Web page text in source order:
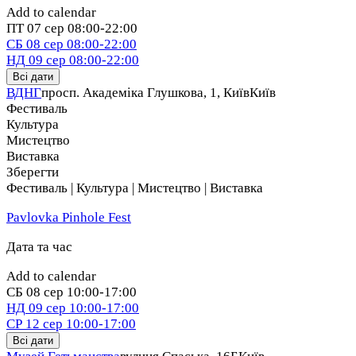
Add to calendar
ПТ 07 сер 08:00-22:00
СБ 08 сер 08:00-22:00
НД 09 сер 08:00-22:00
Всі дати
ВДНГпросп. Академіка Глушкова, 1, КиївКиїв
Фестиваль
Культура
Мистецтво
Виставка
Зберегти
Фестиваль | Культура | Мистецтво | Виставка
Pavlovka Pinhole Fest
Дата та час
Add to calendar
СБ 08 сер 10:00-17:00
НД 09 сер 10:00-17:00
СР 12 сер 10:00-17:00
Всі дати